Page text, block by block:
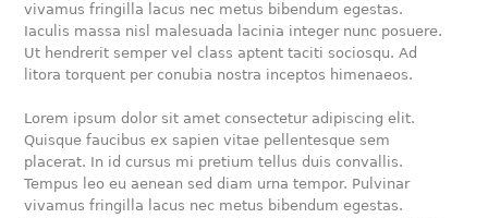
vivamus fringilla lacus nec metus bibendum egestas.
Iaculis massa nisl malesuada lacinia integer nunc posuere.
Ut hendrerit semper vel class aptent taciti sociosqu. Ad
litora torquent per conubia nostra inceptos himenaeos.
Lorem ipsum dolor sit amet consectetur adipiscing elit.
Quisque faucibus ex sapien vitae pellentesque sem
placerat. In id cursus mi pretium tellus duis convallis.
Tempus leo eu aenean sed diam urna tempor. Pulvinar
vivamus fringilla lacus nec metus bibendum egestas.